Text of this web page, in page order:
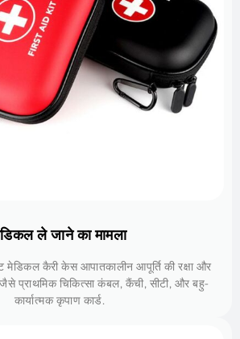
ले जाने का मामला
मेडिकल कैरी केस आपातकालीन आपूर्ति की रक्षा और
प्राथमिक चिकित्सा कंबल, कैंची, सीटी, और बहु-
कार्यात्मक कृपाण कार्ड.